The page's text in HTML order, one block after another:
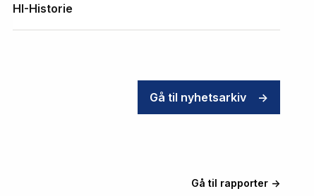
HI-Historie
Gå til nyhetsarkiv ->
Gå til rapporter ->